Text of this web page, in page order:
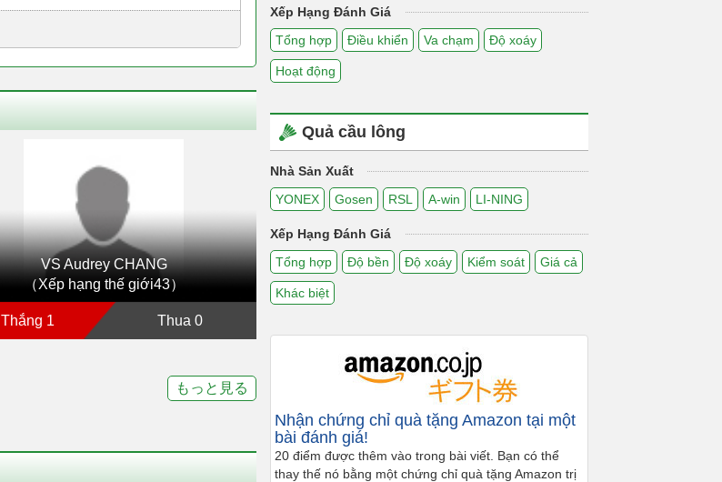
VS Audrey CHANG
（Xếp hạng thế giới43）
Thắng 1 Thua 0
もっと見る
Xếp Hạng Đánh Giá
Tổng hợp
Điều khiển Va chạm Độ xoáy
Hoạt động
Quả cầu lông
Nhà Sản Xuất
YONEX
Gosen RSL A-win LI-NING
Xếp Hạng Đánh Giá
Tổng hợp
Độ bền Độ xoáy Kiểm soát Giá cả
Khác biệt
Nhận chứng chỉ quà tặng Amazon tại một
bài đánh giá!
20 điểm được thêm vào trong bài viết. Bạn có thể
thay thế nó bằng một chứng chỉ quà tặng Amazon trị